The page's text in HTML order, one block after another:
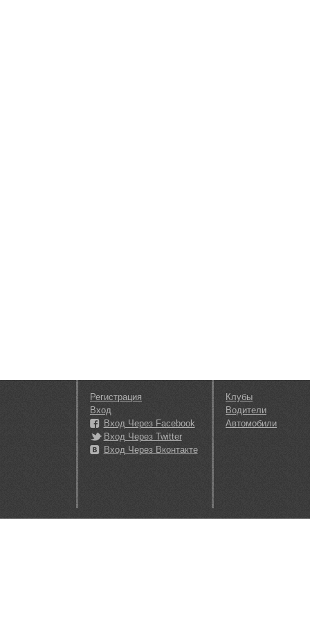
Регистрация
Вход
Вход Через Facebook
Вход Через Twitter
Вход Через Вконтакте
Клубы
Водители
Автомобили